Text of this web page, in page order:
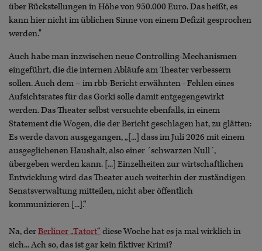
über Rückstellungen in Höhe von 950.000 Euro. Das heißt, es
kann hier nicht im üblichen Sinne von einem Defizit gesprochen
werden."
Auch habe man inzwischen neue Controlling-Mechanismen
eingeführt, die die internen Abläufe am Theater verbessern
sollen. Auch dem – im rbb-Bericht erwähnten - Fehlen eines
Aufsichtsrates für das Gorki solle damit entgegengewirkt
werden. Das Theater selbst versuchte ebenfalls, in einem
Statement die Wogen, die der Bericht geschlagen hat, zu glätten:
Es werde davon ausgegangen, „[...] dass im Juli 2026 mit einem
ausgeglichenen Haushalt, also einer ´schwarzen Null´,
übergeben werden kann. [...] Einzelheiten zur wirtschaftlichen
Entwicklung wird das Theater auch weiterhin der zuständigen
Senatsverwaltung mitteilen, nicht aber öffentlich
kommunizieren [...].“
Na, derBerliner „Tatort“ diese Woche hat es ja mal wirklich in
sich... Ach so, das ist gar kein fiktiver Krimi?